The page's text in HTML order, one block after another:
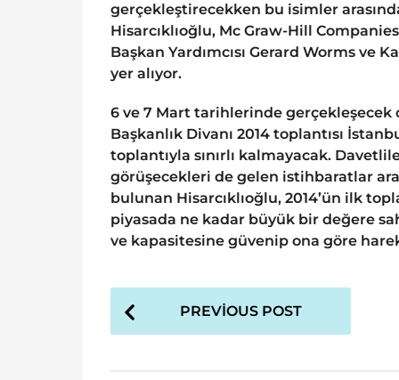
gerçekleştirecekken bu isimler
Hisarcıklıoğlu, Mc Graw-Hill
Başkan Yardımcısı Gerard Worms ve
yer alıyor.
6 ve 7 Mart tarihlerinde gerçekleşecek
Başkanlık Divanı 2014 toplantısı
toplantıyla sınırlı kalmayacak.
görüşecekleri de gelen istihbaratlar
bulunan Hisarcıklıoğlu, 2014’ün ilk
piyasada ne kadar büyük bir değere
ve kapasitesine güvenip ona göre
P
o
PREVIOUS POST